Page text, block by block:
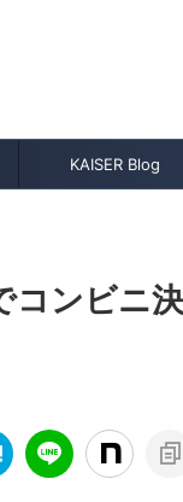
KAISER Blog
ンビニ